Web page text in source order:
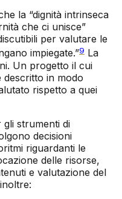
la “dignità intrinseca
che ci unisce”
per valutare le
impiegate.”9 La
Un progetto il cui
in modo
rispetto a quei
gli strumenti di
decisioni
riguardanti le
delle risorse,
e valutazione del